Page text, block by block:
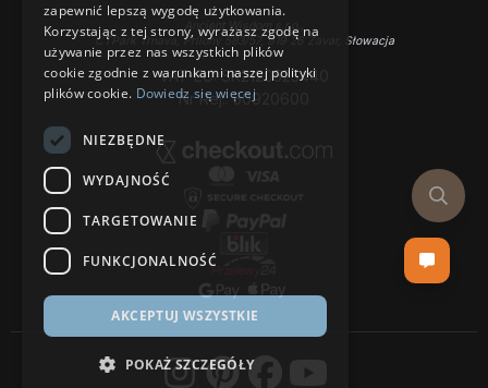
Ancient Wisdom s.r.o.,
CTPark Trnava, Prílohy 583/57, 919 26 Zavar, Słowacja
VAT-EU: SK2120525440
Nr Rej.: 50920600
zapewnić lepszą wygodę użytkowania.
Korzystając z tej strony, wyrażasz zgodę na
używanie przez nas wszystkich plików
cookie zgodnie z warunkami naszej polityki
plików cookie. Dowiedz się więcej
NIEZBĘDNE
WYDAJNOŚĆ
TARGETOWANIE
FUNKCJONALNOŚĆ
AKCEPTUJ WSZYSTKIE
POKAŻ SZCZEGÓŁY